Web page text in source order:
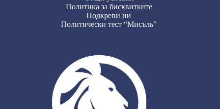
Политика за бисквитките
Подкрепи ни
Политически тест “Мисъль”